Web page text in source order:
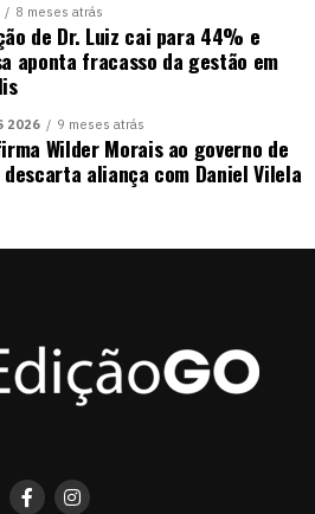
8 meses atrás
de Dr. Luiz cai para 44% e
aponta fracasso da gestão em
2026 9 meses atrás
Wilder Morais ao governo de
descarta aliança com Daniel Vilela